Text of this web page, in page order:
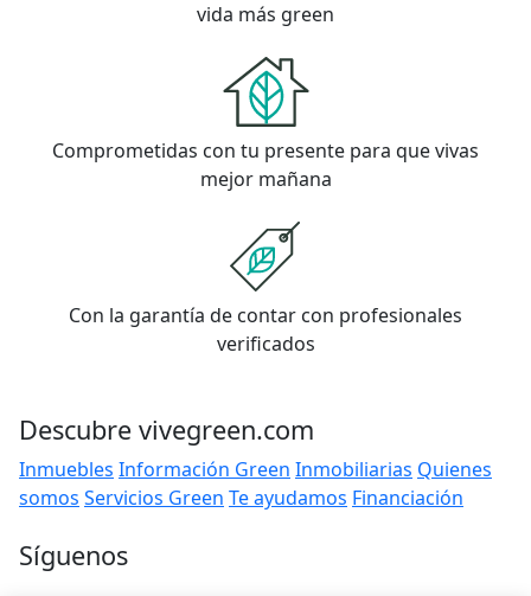
vida más green
Comprometidas con tu presente para que vivas
mejor mañana
Con la garantía de contar con profesionales
verificados
Descubre vivegreen.com
Inmuebles Información Green Inmobiliarias Quienes
somos Servicios Green Te ayudamos Financiación
Síguenos